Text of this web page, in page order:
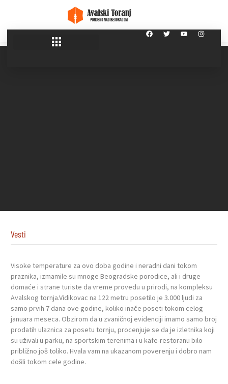
Vesti
Visoke temperature za ovo doba godine i neradni dani tokom
praznika, izmamile su mnoge Beogradske porodice, ali i druge
domaće i strane turiste da vreme provedu u prirodi, na kompleksu
Avalskog tornja.Vidikovac na 122 metru posetilo je 3.000 ljudi za
samo prvih 7 dana ove godine, koliko inače poseti tokom celog
januara meseca. Obzirom da u zvaničnoj evidenciji imamo samo broj
prodatih ulaznica za posetu tornju, procenjuje se da je izletnika koji
su uživali u parku, na sportskim terenima i u kafe-restoranu bilo
približno još toliko. Hvala vam na ukazanom poverenju i dobro nam
došli tokom cele godine.